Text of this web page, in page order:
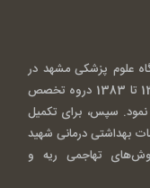
علوم پزشکی مشهد در
سال 1372 به پایان رساند و بین سال‌های 1378 تا 1383 دروه تخصص
نمود. سپس، برای تکمیل
بهداشتی درمانی شهید
تهاجمی ریه و